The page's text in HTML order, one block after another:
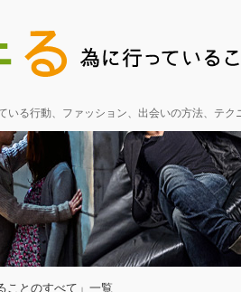
る行動、ファッション、出会いの方法、テク
ことのすべて」一覧